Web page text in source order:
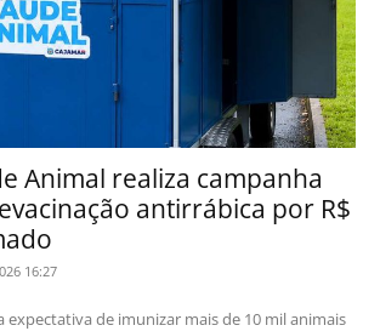
Animal realiza campanha
antirrábica por R$
16:27